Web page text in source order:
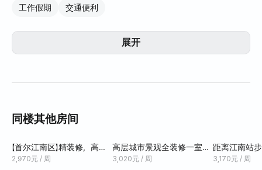
- 方便前往汝矣岛、狎鸥亭、圣水、首尔森林和水原等众多
入住时间为下午 3:00，退房时间为上午 11:00。 - 住宿内
严禁吸烟和携带宠物。如有任何损坏或污染，我们将收取
工作假期 交通便利
展开
同楼其他房间
【首尔江南区】精装修，高层
景观，距江南站步行1分钟。
2,970元 / 周
高层城市景观全装修一室公
寓，30秒即可到达江南站
3,020元 / 周
距离江南站
办公酒店
3,170元 / 周